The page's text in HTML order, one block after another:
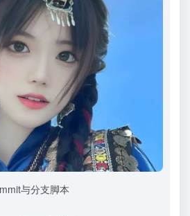
与分支脚本